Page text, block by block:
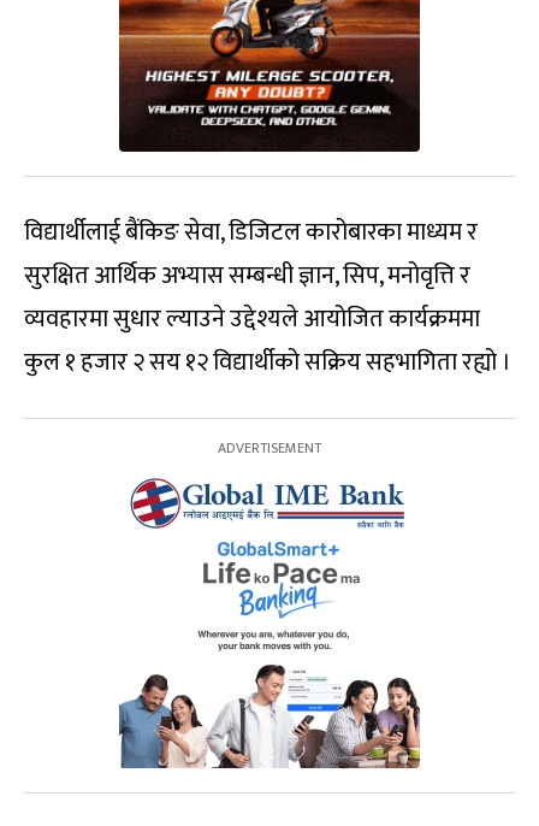
विद्यार्थीलाई बैंकिङ सेवा, डिजिटल कारोबारका माध्यम र
सुरक्षित आर्थिक अभ्यास सम्बन्धी ज्ञान, सिप, मनोवृत्ति र
व्यवहारमा सुधार ल्याउने उद्देश्यले आयोजित कार्यक्रममा
कुल १ हजार २ सय १२ विद्यार्थीको सक्रिय सहभागिता रह्यो ।